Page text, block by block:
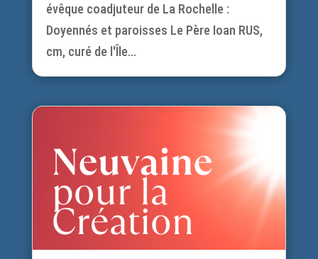
évêque coadjuteur de La Rochelle :
Doyennés et paroisses Le Père Ioan RUS,
cm, curé de l'Île...